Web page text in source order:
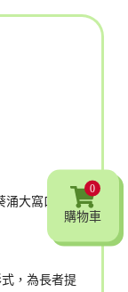
涌大窩口邨富
，為長者提
0
購物車